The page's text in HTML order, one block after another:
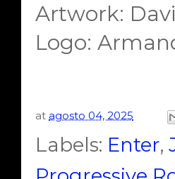
Artwork:
Logo:
at agosto 04, 2025
Labels: Enter,